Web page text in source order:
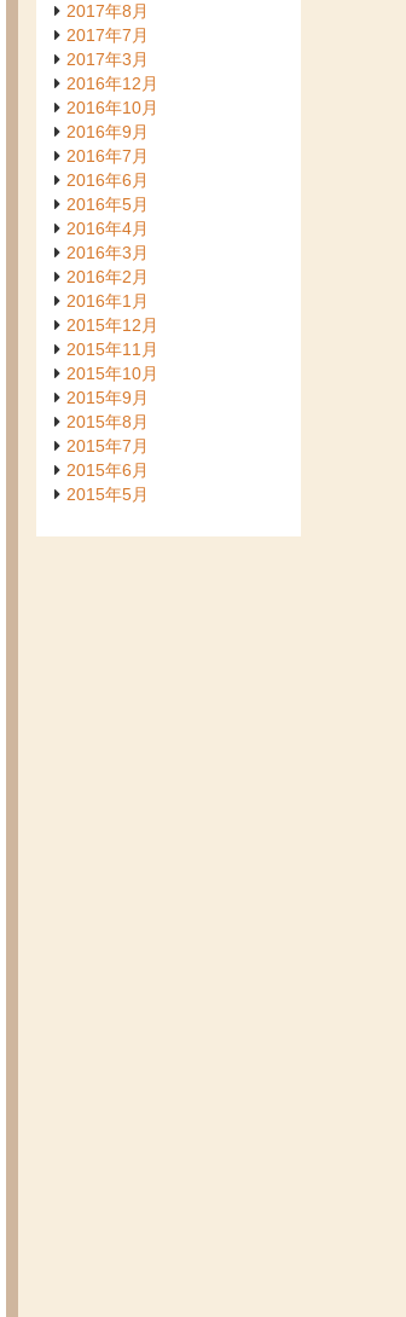
2017年8月
2017年7月
2017年3月
2016年12月
2016年10月
2016年9月
2016年7月
2016年6月
2016年5月
2016年4月
2016年3月
2016年2月
2016年1月
2015年12月
2015年11月
2015年10月
2015年9月
2015年8月
2015年7月
2015年6月
2015年5月